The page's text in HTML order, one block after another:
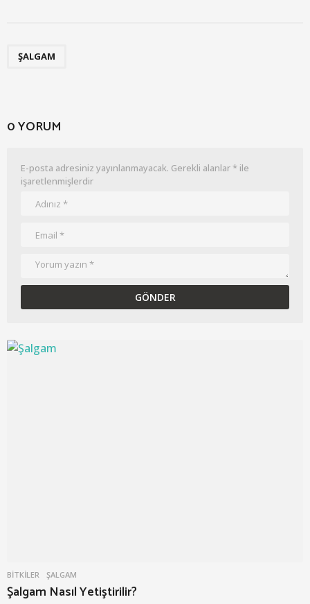
ŞALGAM
0 YORUM
E-posta adresiniz yayınlanmayacak. Gerekli alanlar* ile
işaretlenmişlerdir
BITKILER ŞALGAM
Şalgam Nasıl Yetiştirilir?